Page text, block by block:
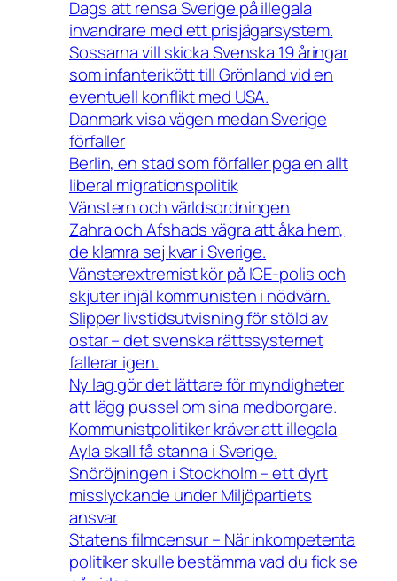
Dags att rensa Sverige på illegala
invandrare med ett prisjägarsystem.
Sossarna vill skicka Svenska 19 åringar
som infanterikött till Grönland vid en
eventuell konflikt med USA.
Danmark visa vägen medan Sverige
förfaller
Berlin, en stad som förfaller pga en allt
liberal migrationspolitik
Vänstern och världsordningen
Zahra och Afshads vägra att åka hem,
de klamra sej kvar i Sverige.
Vänsterextremist kör på ICE-polis och
skjuter ihjäl kommunisten i nödvärn.
Slipper livstidsutvisning för stöld av
ostar – det svenska rättssystemet
fallerar igen.
Ny lag gör det lättare för myndigheter
att lägg pussel om sina medborgare.
Kommunistpolitiker kräver att illegala
Ayla skall få stanna i Sverige.
Snöröjningen i Stockholm – ett dyrt
misslyckande under Miljöpartiets
ansvar
Statens filmcensur – När inkompetenta
politiker skulle bestämma vad du fick se